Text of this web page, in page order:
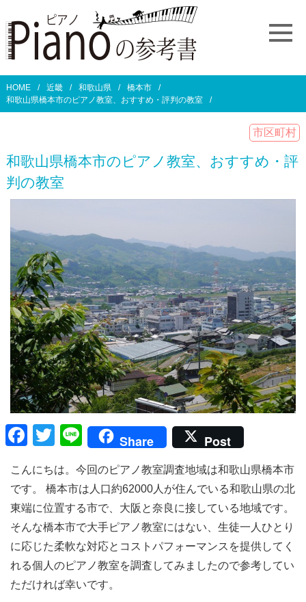
HOME 近畿 和歌山県
橋本市
和歌山県橋本市のピアノ教室、おすすめ・評判の教室
市区町村
和歌山県橋本市のピアノ教室、おすすめ・評
判の教室
F
c
e
b
o
o
k
T
tt
er
Li
e
Share Post
こんにちは。今回のピアノ教室調査地域は和歌山県橋本市
です。 橋本市は人口約62000人が住んでいる和歌山県の北
東端に位置する市で、大阪と奈良に接している地域です。
そんな橋本市で大手ピアノ教室にはない、生徒一人ひとり
に応じた柔軟な対応とコストパフォーマンスを提供してく
れる個人のピアノ教室を調査してみましたので参考してい
ただければ幸いです。